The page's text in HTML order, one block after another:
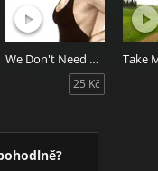
We Don't Need Another Hero
25 Kč